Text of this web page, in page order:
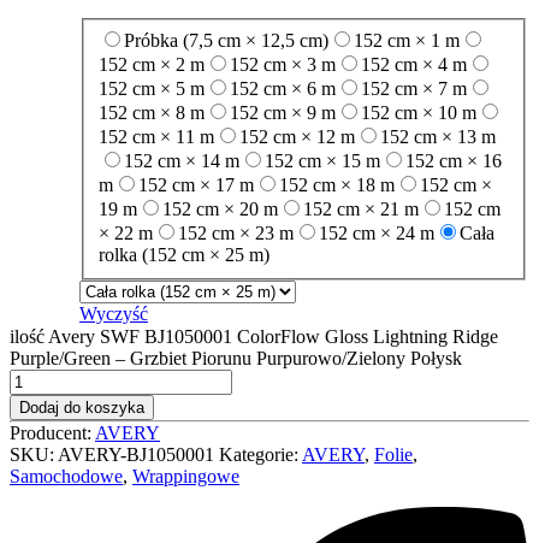
Próbka (7,5 cm × 12,5 cm)
152 cm × 1 m
152 cm × 2 m
152 cm × 3 m
152 cm × 4 m
152 cm × 5 m
152 cm × 6 m
152 cm × 7 m
152 cm × 8 m
152 cm × 9 m
152 cm × 10 m
152 cm × 11 m
152 cm × 12 m
152 cm × 13 m
152 cm × 14 m
152 cm × 15 m
152 cm × 16
m
152 cm × 17 m 152 cm × 18 m
152 cm ×
19 m
152 cm × 20 m 152 cm × 21 m
152 cm
× 22 m
152 cm × 23 m 152 cm × 24 m
Cała
rolka (152 cm × 25 m)
Wyczyść
ilość Avery SWF BJ1050001 ColorFlow Gloss Lightning Ridge
Purple/Green – Grzbiet Piorunu Purpurowo/Zielony Połysk
Dodaj do koszyka
Producent: AVERY
SKU: AVERY-BJ1050001 Kategorie: AVERY, Folie,
Samochodowe, Wrappingowe